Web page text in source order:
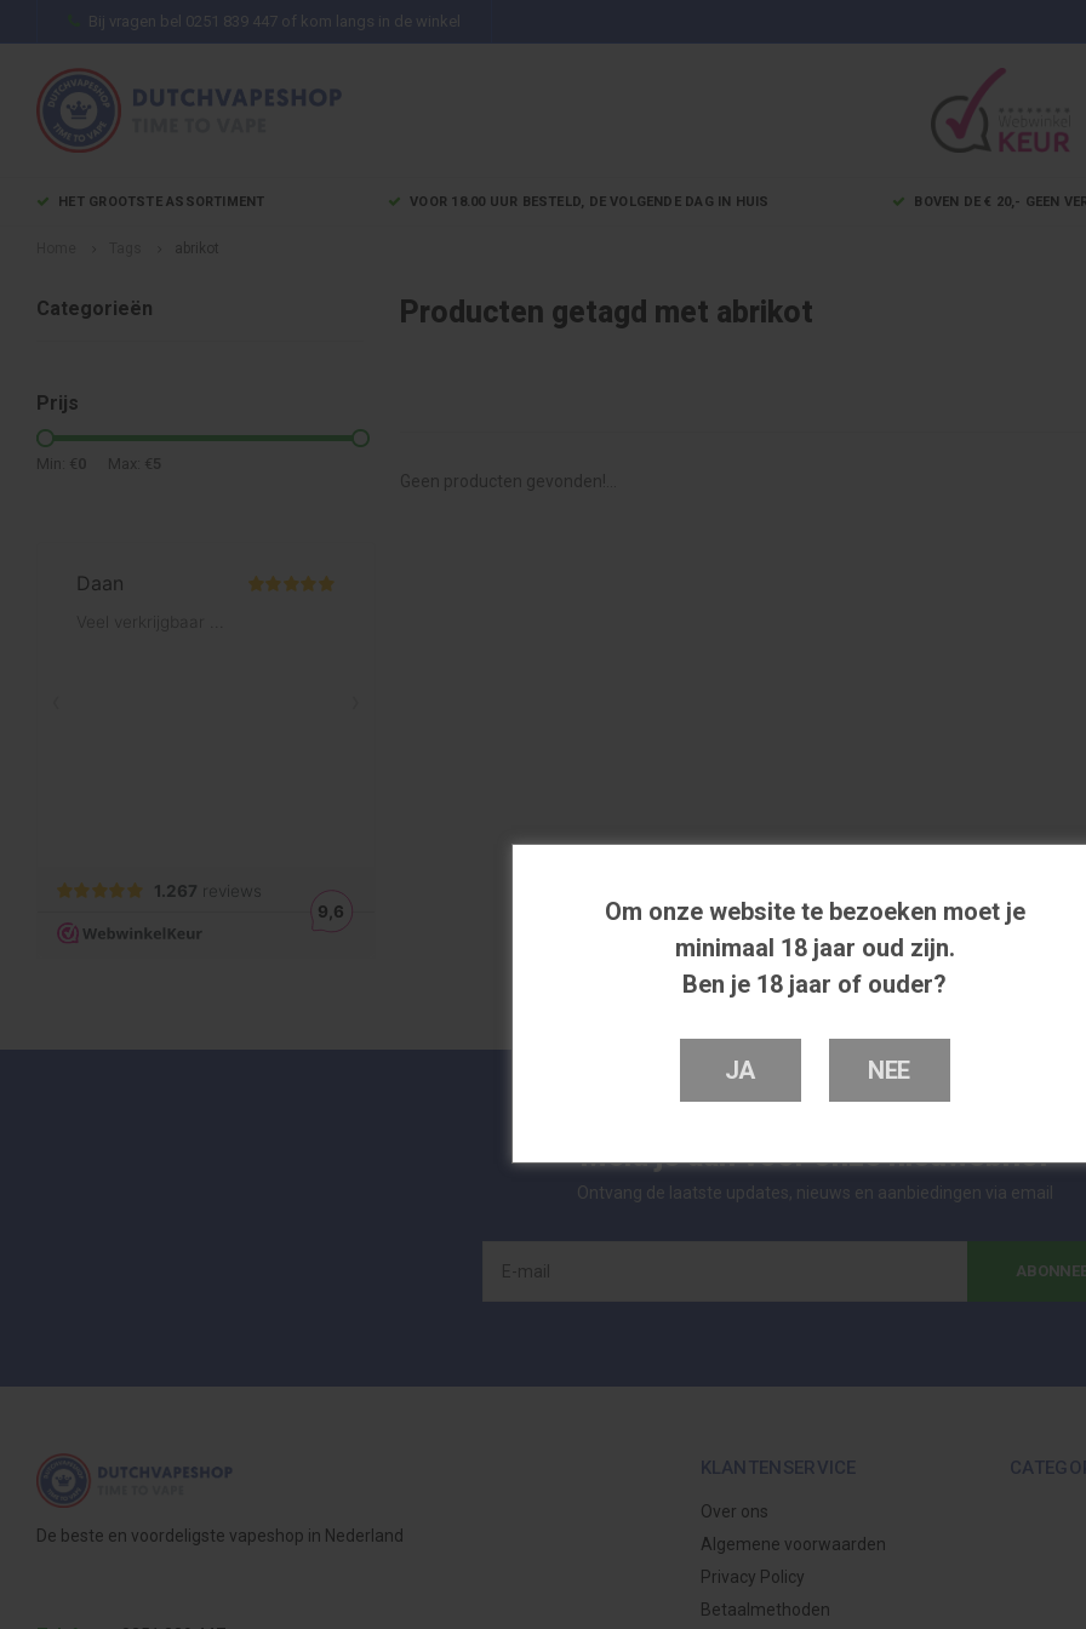
Om onze website te bezoeken moet je
minimaal 18 jaar oud zijn.
Ben je 18 jaar of ouder?
JA NEE
Bij vragen bel 0251 839 447 of kom langs in de winkel
HET GROOTSTE ASSORTIMENT VOOR 18.00 UUR BESTELD, DE VOLGENDE DAG IN HUIS BOVEN DE € 20,- GEEN
abrikot
Categorieën
Prijs
Min: € 0 Max: € 5
Producten getagd met abrikot
Geen producten gevonden!...
Meld je aan voor onze nieuwsbrief
Ontvang de laatste updates, nieuws en aanbiedingen via email
De beste en voordeligste vapeshop in Nederland
KLANTENSERVICE
Over ons
Algemene voorwaarden
Privacy Policy
Betaalmethoden